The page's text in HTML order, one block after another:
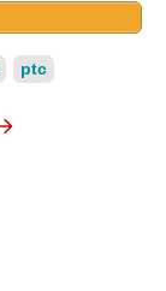
ptc